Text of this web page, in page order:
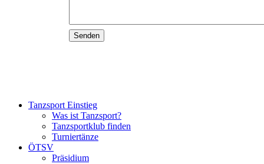
Tanzsport Einstieg
Was ist Tanzsport?
Tanzsportklub finden
Turniertänze
ÖTSV
Präsidium